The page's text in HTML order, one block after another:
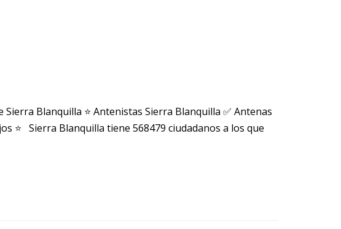
Blanquilla ⭐ Antenistas Sierra Blanquilla ✅ Antenas
⭐ Sierra Blanquilla tiene 568479 ciudadanos a los que